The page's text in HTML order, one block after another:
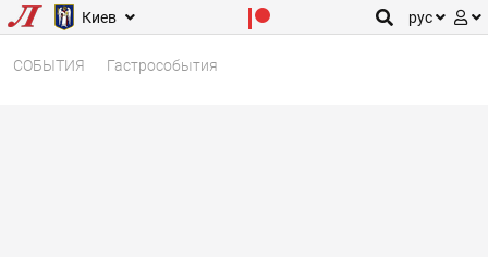
Киев рус
СОБЫТИЯ Гастрособытия